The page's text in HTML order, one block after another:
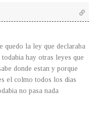
quedo la ley que declaraba
hay otras leyes que
donde estan y porque
el colmo todos los dias
no pasa nada